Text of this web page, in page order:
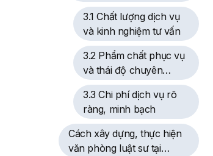
uy tín tại Tuyên Quang
3.1 Chất lượng dịch vụ
và kinh nghiệm tư vấn
3.2 Phẩm chất phục vụ
và thái độ chuyên
nghiệp
3.3 Chi phí dịch vụ rõ
ràng, minh bạch
Cách xây dựng, thực hiện
văn phòng luật sư tại